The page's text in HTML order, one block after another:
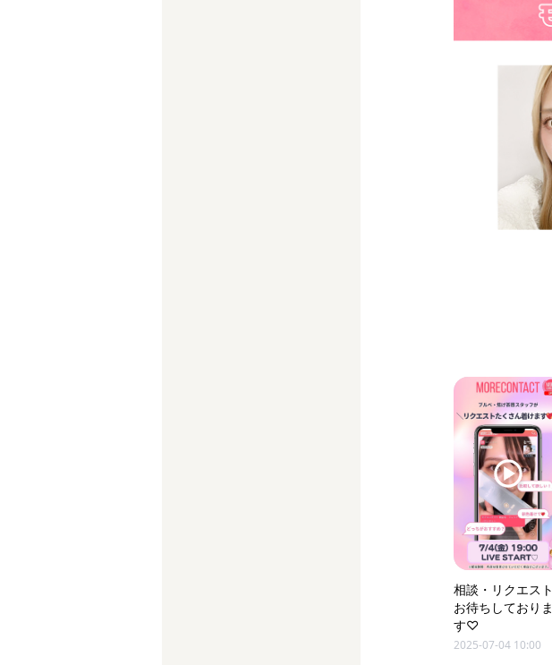
相談・リクエスト
お待ちしておりま
す♡
2025-07-04 10:00